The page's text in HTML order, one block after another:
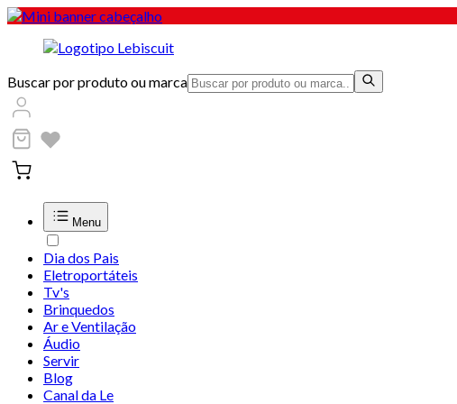
Buscar por produto ou marca
Menu
Dia dos Pais
Eletroportáteis
Tv's
Brinquedos
Ar e Ventilação
Áudio
Servir
Blog
Canal da Le